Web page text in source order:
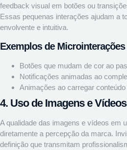
feedback visual em botões ou
Essas pequenas interações ajudam a
envolvente e intuitiva.
Exemplos de Microinterações
Botões que mudam de cor ao
Notificações animadas ao
Animações ao carregar
4. Uso de Imagens e
A qualidade das imagens e vídeos em
diretamente a percepção da marca.
definição que transmitam